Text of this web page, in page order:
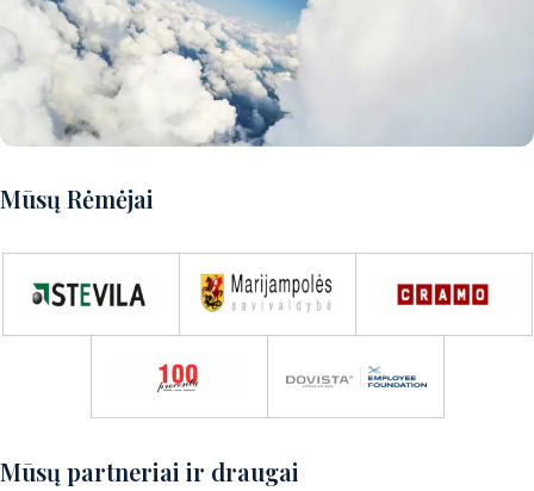
Norite patirti puikų nuotykį?
Susisiekite su mumis
Mūsų Rėmėjai
Mūsų partneriai ir draugai